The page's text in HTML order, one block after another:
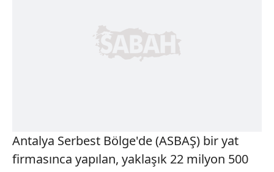
Antalya Serbest Bölge'de (ASBAŞ) bir yat
firmasınca yapılan, yaklaşık 22 milyon 500